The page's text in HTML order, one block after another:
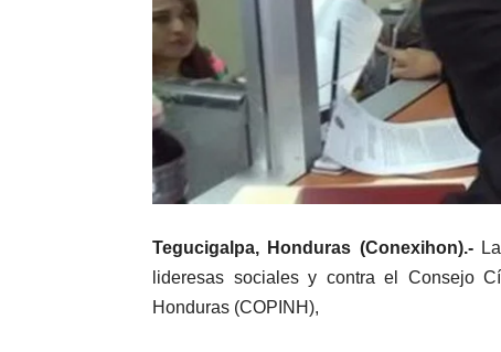
Tegucigalpa, Honduras (Conexihon).-La
lideresas sociales y contra el Consejo
Honduras (COPINH),